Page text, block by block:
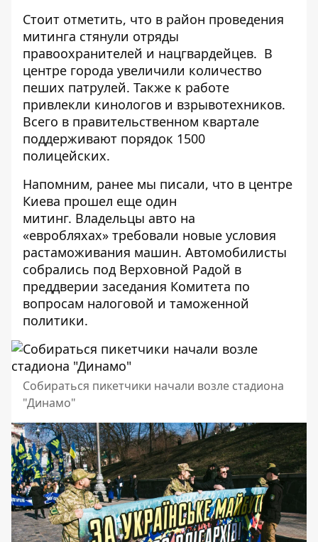
Стоит отметить, что в район проведения
митинга стянули отряды
правоохранителей и нацгвардейцев. В
центре города увеличили количество
пеших патрулей. Также к работе
привлекли кинологов и взрывотехников.
Всего в правительственном квартале
поддерживают порядок 1500
полицейских.
Напомним, ранее мы писали, что в центре
Киева прошел еще один
митинг. Владельцы авто на
«евробляхах» требовали новые условия
растаможивания машин. Автомобилисты
собрались под Верховной Радой в
преддверии заседания Комитета по
вопросам налоговой и таможенной
политики.
Собираться пикетчики начали возле стадиона
"Динамо"